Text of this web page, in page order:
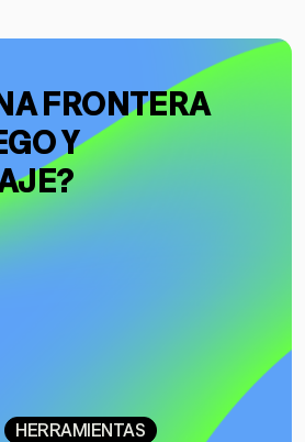
FRONTERA
Y
HERRAMIENTAS